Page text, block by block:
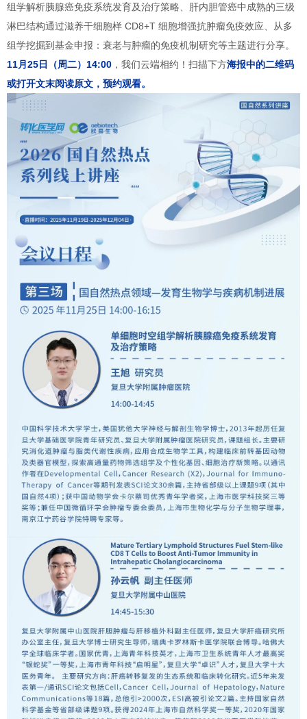
组学解析胰腺癌免疫系统发育及治疗策略、肝内胆管癌中成熟的三级
淋巴结构通过滋养干细胞样 CD8+T 细胞增强抗肿瘤免疫效应、从多
组学挖掘到基金申报：衰老与肿瘤的免疫机制研究等主题进行分享。
11月25日（周二）14:00 ，我们云端相约！扫描下方海报中的二维码
或打开文末阅读原文，预约观看。